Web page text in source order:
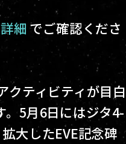
詳細 でご確認くださ
クティビティが目白
。5月6日にはジタ4-
大したEVE記念碑